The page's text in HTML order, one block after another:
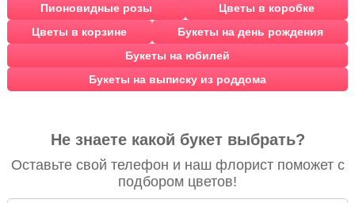
Пионовидные розы
Цветы в коробке
Цветы в корзине
Букеты на день рождения
Букеты на юбилей
Букеты на выписку из роддома
Не знаете какой букет выбрать?
Оставьте свой телефон и наш флорист поможет с
подбором цветов!